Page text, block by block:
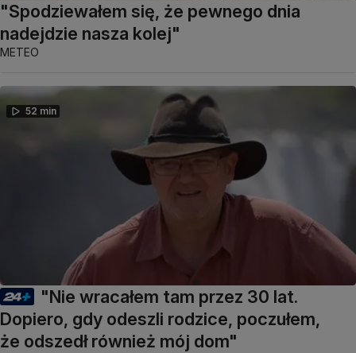
"Spodziewałem się, że pewnego dnia
nadejdzie nasza kolej"
METEO
52 min
"Nie wracałem tam przez 30 lat.
Dopiero, gdy odeszli rodzice, poczułem,
że odszedł również mój dom"